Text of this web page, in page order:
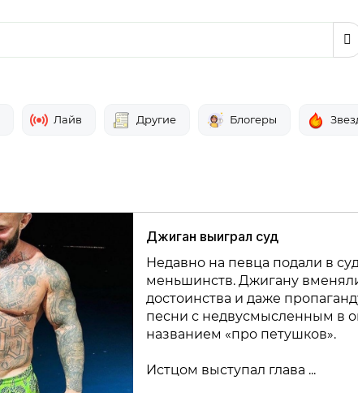
Лайв Другие Блогеры
Джиган выиграл суд
Недавно на певца подали в
меньшинств. Джигану
достоинства и даже
песни с недвусмысленным в
названием «про петушков».
Истцом выступал глава ...